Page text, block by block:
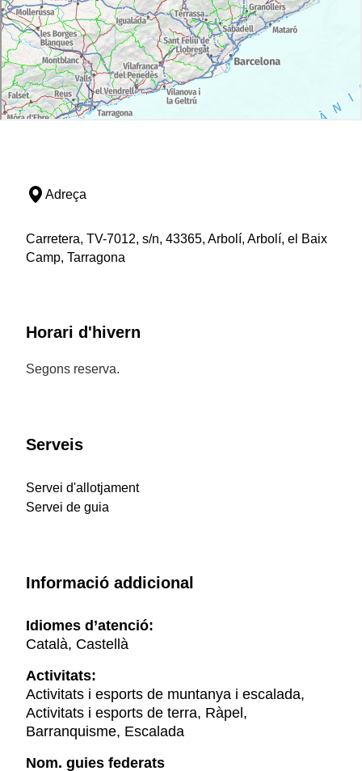
Adreça
Carretera, TV-7012, s/n, 43365, Arbolí, Arbolí, el Baix
Camp, Tarragona
Horari d'hivern
Segons reserva.
Serveis
Servei d'allotjament
Servei de guia
Informació addicional
Idiomes d’atenció:
Català, Castellà
Activitats:
Activitats i esports de muntanya i escalada,
Activitats i esports de terra, Ràpel,
Barranquisme, Escalada
Nom. guies federats